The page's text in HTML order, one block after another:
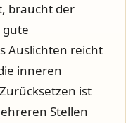
braucht der
gute
Auslichten reicht
inneren
ist
Stellen